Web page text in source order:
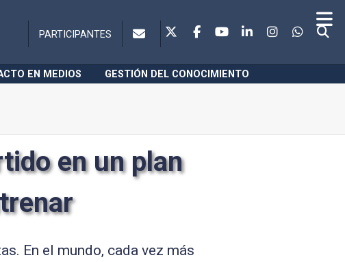
PARTICIPANTES
EN MEDIOS GESTIÓN DEL CONOCIMIENTO
en un plan
En el mundo, cada vez más